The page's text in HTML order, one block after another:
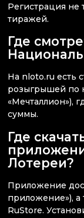
Регистрация не
тиражей.
Где
На nloto.ru есть
розыгрышей по
«Мечталлион»),
суммы.
Где
Лотереи?
Приложение
приложение»), а
RuStore.